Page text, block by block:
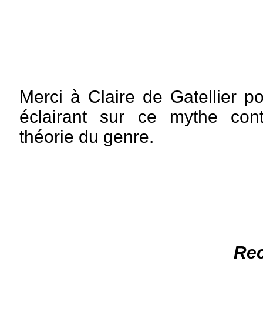
Merci à Claire de Gatellier
éclairant sur ce mythe
théorie du genre.